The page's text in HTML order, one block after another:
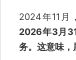
2024年11月
2026年3月
务。这意味，